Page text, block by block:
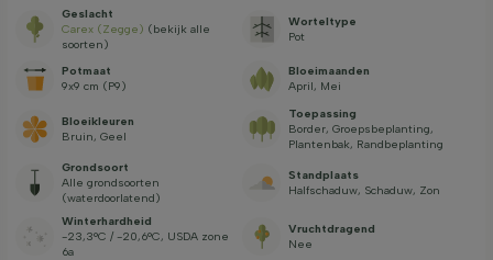
Geslacht
Carex (Zegge) (bekijk alle
soorten)
Worteltype
Pot
Potmaat
9x9 cm (P9)
Bloeimaanden
April, Mei
Bloeikleuren
Bruin, Geel
Toepassing
Border, Groepsbeplanting,
Plantenbak, Randbeplanting
Grondsoort
Alle grondsoorten
(waterdoorlatend)
Standplaats
Halfschaduw, Schaduw, Zon
Winterhardheid
-23,3°C / -20,6°C, USDA zone
6a
Vruchtdragend
Nee